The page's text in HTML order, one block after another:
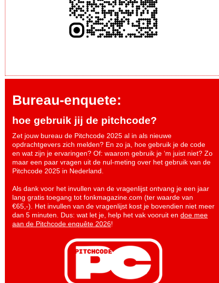
Bureau-enquete:
hoe gebruik jij de pitchcode?
Zet jouw bureau de Pitchcode 2025 al in als nieuwe
opdrachtgevers zich melden? En zo ja, hoe gebruik je de code
en wat zijn je ervaringen? Of: waarom gebruik je ‘m juist niet? Zo
maar een paar vragen uit de nul-meting over het gebruik van de
Pitchcode 2025 in Nederland.
Als dank voor het invullen van de vragenlijst ontvang je een jaar
lang gratis toegang tot fonkmagazine.com (ter waarde van
€65,-). Het invullen van de vragenlijst kost je bovendien niet meer
dan 5 minuten. Dus: wat let je, help het vak vooruit en doe mee
aan de Pitchcode enquête 2026!